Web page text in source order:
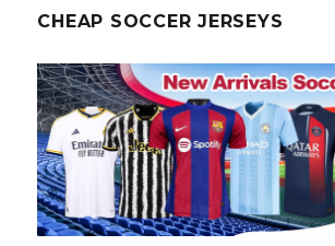
CHEAP SOCCER JERSEYS